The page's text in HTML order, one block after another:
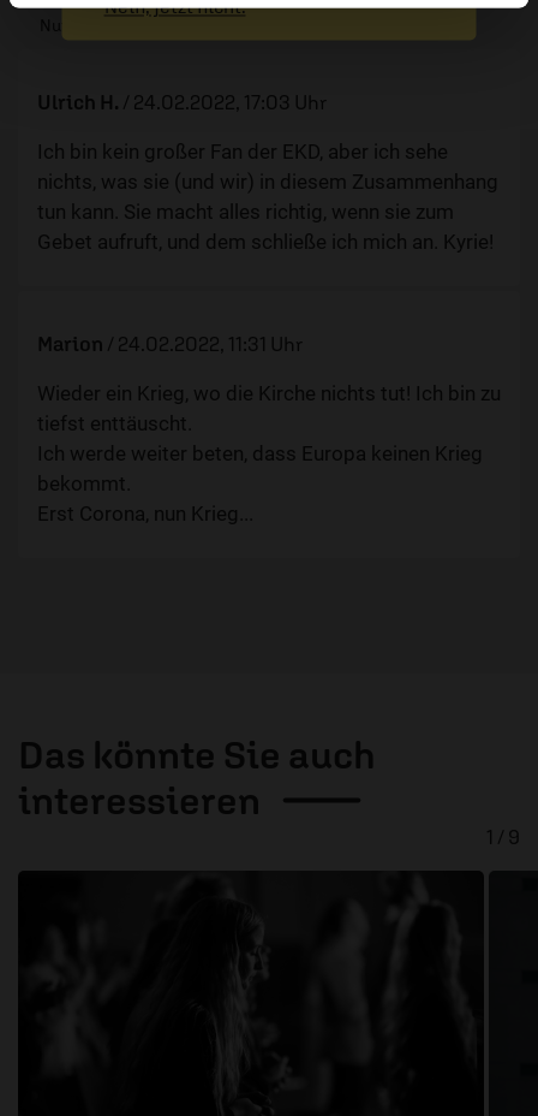
Ulrich H. / 24.02.2022, 17:03 Uhr
Ich bin kein großer Fan der EKD, aber ich sehe
nichts, was sie (und wir) in diesem Zusammenhang
tun kann. Sie macht alles richtig, wenn sie zum
Gebet aufruft, und dem schließe ich mich an. Kyrie!
Marion / 24.02.2022, 11:31 Uhr
Wieder ein Krieg, wo die Kirche nichts tut! Ich bin zu
tiefst enttäuscht.
Ich werde weiter beten, dass Europa keinen Krieg
bekommt.
Erst Corona, nun Krieg...
Das könnte Sie auch
interessieren
1 / 9
Nein, jetzt nicht.